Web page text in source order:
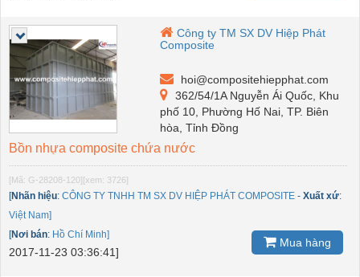
Công ty TM SX DV Hiệp Phát
Composite
hoi@compositehiepphat.com
362/54/1A Nguyễn Ái Quốc, Khu
phố 10, Phường Hố Nai, TP. Biên
hòa, Tỉnh Đồng
Bồn nhựa composite chứa nước
[Mã: G-28208-120] [xem: 3726]
[Nhãn hiệu: CÔNG TY TNHH TM SX DV HIỆP PHÁT COMPOSITE - Xuất xứ:
Việt Nam]
[Nơi bán: Hồ Chí Minh]
2017-11-23 03:36:41]
Mua hàng